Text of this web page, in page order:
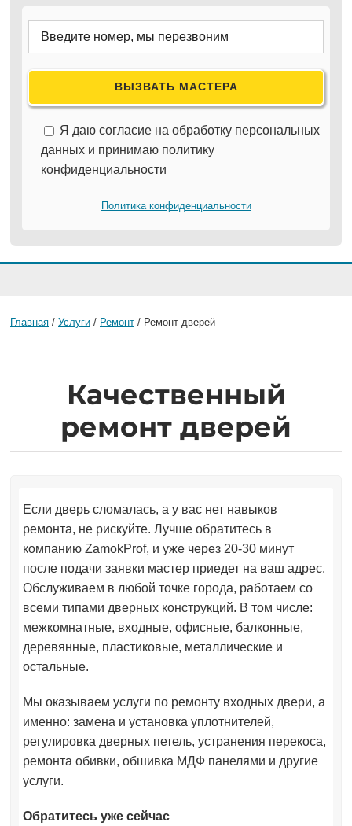
Я даю согласие на обработку персональных
данных и принимаю политику
конфиденциальности
Политика конфиденциальности
Главная / Услуги / Ремонт / Ремонт дверей
Качественный
ремонт дверей
Если дверь сломалась, а у вас нет навыков
ремонта, не рискуйте. Лучше обратитесь в
компанию ZamokProf, и уже через 20-30 минут
после подачи заявки мастер приедет на ваш адрес.
Обслуживаем в любой точке города, работаем со
всеми типами дверных конструкций. В том числе:
межкомнатные, входные, офисные, балконные,
деревянные, пластиковые, металлические и
остальные.
Мы оказываем услуги по ремонту входных двери, а
именно: замена и установка уплотнителей,
регулировка дверных петель, устранения перекоса,
ремонта обивки, обшивка МДФ панелями и другие
услуги.
Обратитесь уже сейчас